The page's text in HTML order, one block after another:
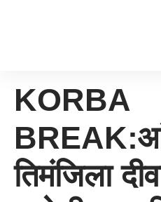
KORBA
तिमंजिला